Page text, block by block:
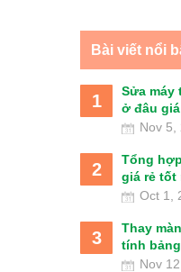
Bài viết nổi
1
Sửa máy
ở đâu
Nov 5,
2
Tổng
giá rẻ tốt
Oct 1,
3
Thay
tính
Nov